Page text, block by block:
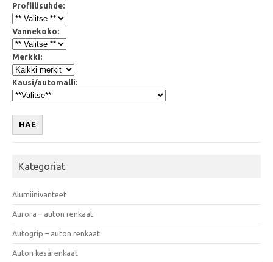
Profiilisuhde:
Vannekoko:
Merkki:
Kausi/automalli:
HAE
Kategoriat
Alumiinivanteet
Aurora – auton renkaat
Autogrip – auton renkaat
Auton kesärenkaat